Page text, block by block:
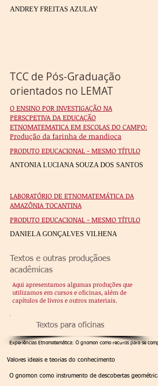
ANDREY FREITAS AZULAY
TCC de Pós-Graduação
orientados no LEMAT
O ENSINO POR INVESTIGAÇÃO NA
PERSCPETIVA DA EDUCAÇÃO
ETNOMATEMATICA EM ESCOLAS DO CAMPO:
Produção da farinha de mandioca
PRODUTO EDUCACIONAL - MESMO TÍTULO
ANTONIA LUCIANA SOUZA DOS SANTOS
LABORATÓRIO DE ETNOMATEMÁTICA DA
AMAZÔNIA TOCANTINA
PRODUTO EDUCACIONAL - MESMO TÍTULO
DANIELA GONÇALVES VILHENA
Textos e outras produçãoes
acadêmicas
Aqui apresentamos algumas produções que
utilizamos em cursos e oficinas, além de
capítulos de livros e outros materiais.
Textos para oficinas
Experiências Etnomatemática: O gnomon como recuros para se
Valores ideais e teorias do conhecimento
O gnomon como instrumento de descobertas